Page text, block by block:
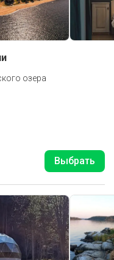
озера
Выбрать